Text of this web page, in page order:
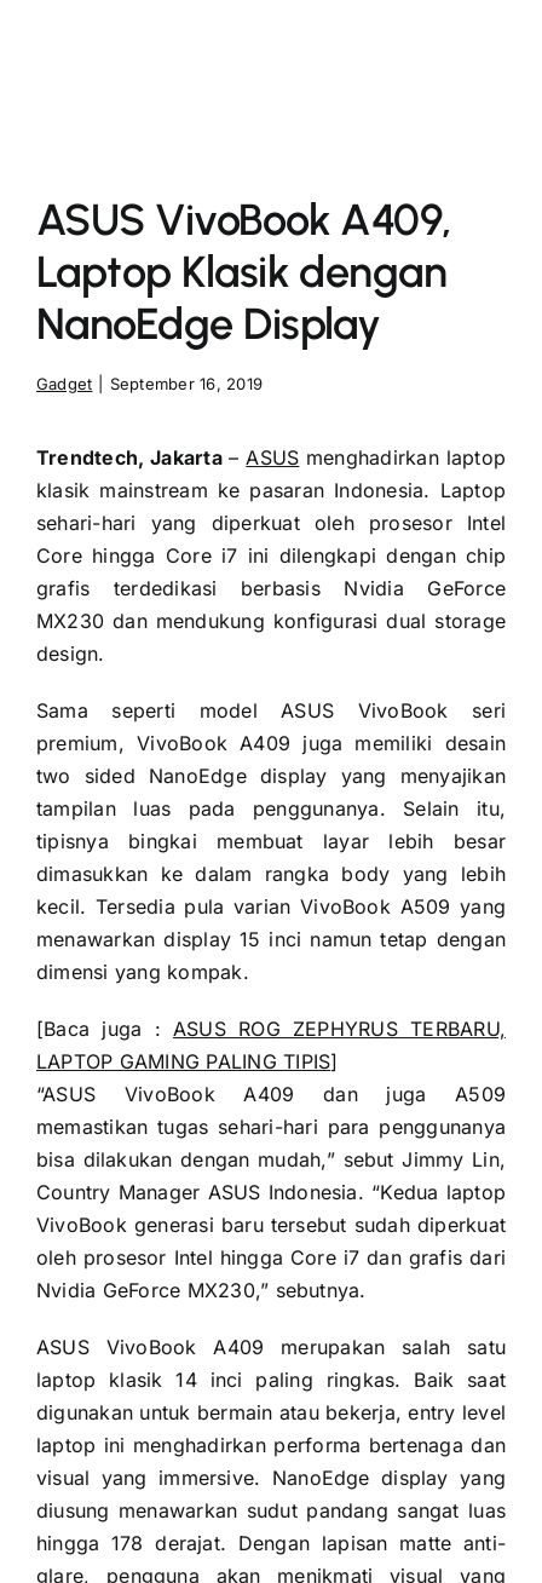
ASUS VivoBook A409,
Laptop Klasik dengan
NanoEdge Display
Gadget September 16, 2019
Trendtech, Jakarta–ASUS menghadirkan laptop
klasik mainstream ke pasaran Indonesia. Laptop
sehari-hari yang diperkuat oleh prosesor Intel
Core hingga Core i7 ini dilengkapi dengan chip
grafis terdedikasi berbasis Nvidia GeForce
MX230 dan mendukung konfigurasi dual storage
design.
Sama seperti model ASUS VivoBook seri
premium, VivoBook A409 juga memiliki desain
two sided NanoEdge display yang menyajikan
tampilan luas pada penggunanya. Selain itu,
tipisnya bingkai membuat layar lebih besar
dimasukkan ke dalam rangka body yang lebih
kecil. Tersedia pula varian VivoBook A509 yang
menawarkan display 15 inci namun tetap dengan
dimensi yang kompak.
[Baca juga : ASUS ROG ZEPHYRUS TERBARU,
LAPTOP GAMING PALING TIPIS]
“ASUS VivoBook A409 dan juga A509
memastikan tugas sehari-hari para penggunanya
bisa dilakukan dengan mudah,” sebut Jimmy Lin,
Country Manager ASUS Indonesia. “Kedua laptop
VivoBook generasi baru tersebut sudah diperkuat
oleh prosesor Intel hingga Core i7 dan grafis dari
Nvidia GeForce MX230,” sebutnya.
ASUS VivoBook A409 merupakan salah satu
laptop klasik 14 inci paling ringkas. Baik saat
digunakan untuk bermain atau bekerja, entry level
laptop ini menghadirkan performa bertenaga dan
visual yang immersive. NanoEdge display yang
diusung menawarkan sudut pandang sangat luas
hingga 178 derajat. Dengan lapisan matte anti-
glare, pengguna akan menikmati visual yang